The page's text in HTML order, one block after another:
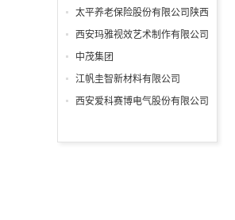
太平养老保险股份有限公司陕西
分公司
西安玛雅视效艺术制作有限公司
中茂集团
江帆圭智新材料有限公司
西安爱科赛博电气股份有限公司